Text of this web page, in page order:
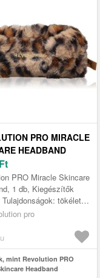
PRO MIRACLE
HEADBAND
FEJPÁNT 1 DB
Ft
PRO Miracle Skincare
1 db, Kiegészítők
tökéletes
a sminkeltávolításhoz
pro
mint Revolution PRO
Headband